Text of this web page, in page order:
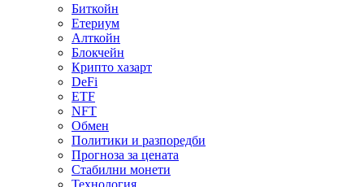
Биткойн
Етериум
Алткойн
Блокчейн
Крипто хазарт
DeFi
ETF
NFT
Обмен
Политики и разпоредби
Прогноза за цената
Стабилни монети
Технология